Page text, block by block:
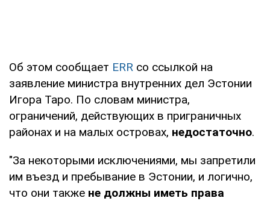
Об этом сообщает ERR со ссылкой на
заявление министра внутренних дел Эстонии
Игора Таро. По словам министра,
ограничений, действующих в приграничных
районах и на малых островах, недостаточно.
"За некоторыми исключениями, мы запретили
им въезд и пребывание в Эстонии, и логично,
что они также не должны иметь права